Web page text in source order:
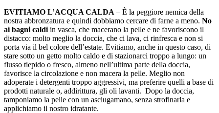
EVITIAMO L’ACQUA CALDA – È la peggiore nemica della
nostra abbronzatura e quindi dobbiamo cercare di farne a meno. No
ai bagni caldi in vasca, che macerano la pelle e ne favoriscono il
distacco: molto meglio la doccia, che ci lava, ci rinfresca e non si
porta via il bel colore dell’estate. Evitiamo, anche in questo caso, di
stare sotto un getto molto caldo e di stazionarci troppo a lungo: un
flusso tiepido o fresco, almeno nell’ultima parte della doccia,
favorisce la circolazione e non macera la pelle. Meglio non
adoperate i detergenti troppo aggressivi, ma preferire quelli a base di
prodotti naturale o, addirittura, gli oli lavanti. Dopo la doccia,
tamponiamo la pelle con un asciugamano, senza strofinarla e
applichiamo il nostro idratante.